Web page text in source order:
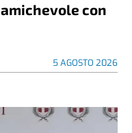
con
5 AGOSTO 2026